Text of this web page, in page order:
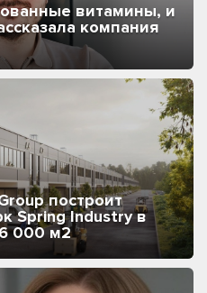
витамины, и
компания
построит
Spring Industry в
000 м2